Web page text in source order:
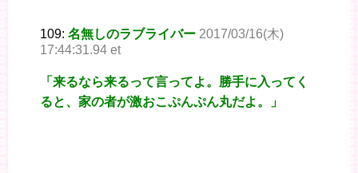
109: 名無しのラブライバー 2017/03/16(木)
17:44:31.94 et
「来るなら来るって言ってよ。勝手に入ってく
ると、家の者が激おこぷんぷん丸だよ。」